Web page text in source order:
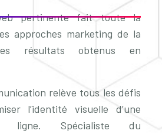
pertinente fait toute la
approches marketing de la
résultats obtenus en
relève tous les défis
l’identité visuelle d’une
ligne. Spécialiste du